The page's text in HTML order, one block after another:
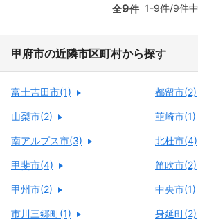
全9件 1-9件/9件中
甲府市の近隣市区町村から探す
富士吉田市(1) 都留市(2)
山梨市(2) 韮崎市(1)
南アルプス市(3) 北杜市(4)
甲斐市(4) 笛吹市(2)
甲州市(2) 中央市(1)
市川三郷町(1) 身延町(2)